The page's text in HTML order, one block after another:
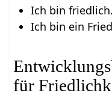
Ich bin
Ich bin ein
für